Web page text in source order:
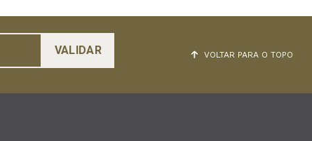
VOLTAR PARA O TOPO